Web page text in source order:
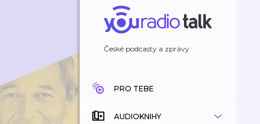
České podcasty a zprávy
PRO TEBE
AUDIOKNIHY